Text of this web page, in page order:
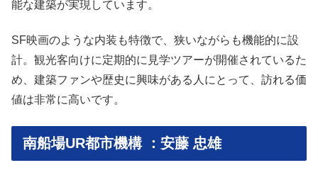
能な建築が実現しています。
SF映画のような内装も特徴で、狭いながらも機能的に設
計。観光客向けに定期的に見学ツアーが開催されているた
め、建築ファンや歴史に興味がある人にとって、訪れる価
値は非常に高いです。
南船場UR都市機構 ：安藤 忠雄